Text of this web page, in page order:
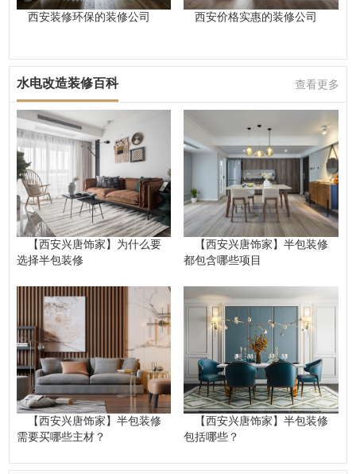
西安装修环保的装修公司 西安价格实惠的装修公司
水电改造装修百科 查看更多
【西安兴唐饰家】为什么要
选择半包装修
【西安兴唐饰家】半包装修
都包含哪些项目
【西安兴唐饰家】半包装修
需要买哪些主材？
【西安兴唐饰家】半包装修
包括哪些？